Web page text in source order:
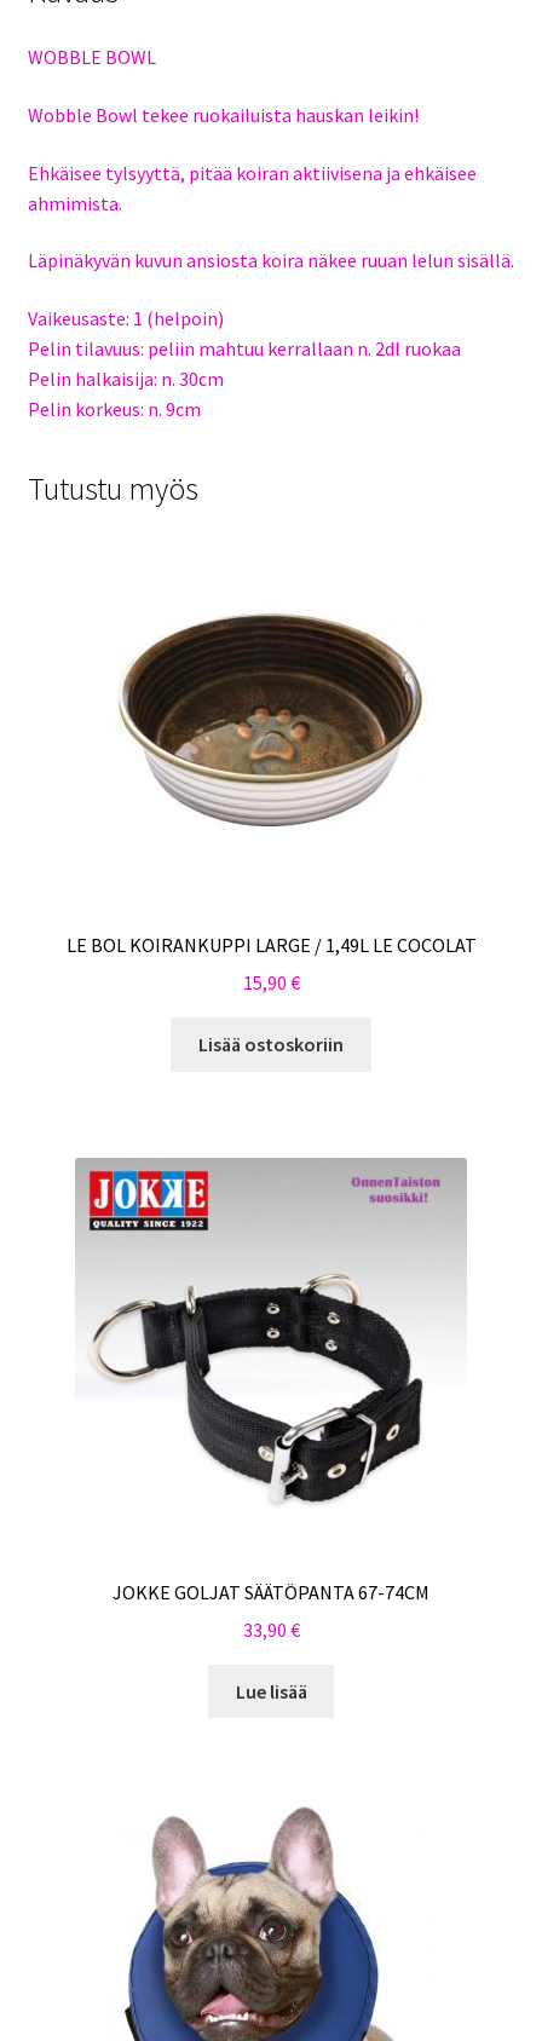
WOBBLE BOWL
Wobble Bowl tekee ruokailuista hauskan leikin!
Ehkäisee tylsyyttä, pitää koiran aktiivisena ja ehkäisee
ahmimista.
Läpinäkyvän kuvun ansiosta koira näkee ruuan lelun sisällä.
Vaikeusaste: 1 (helpoin)
Pelin tilavuus: peliin mahtuu kerrallaan n. 2dl ruokaa
Pelin halkaisija: n. 30cm
Pelin korkeus: n. 9cm
Tutustu myös
LE BOL KOIRANKUPPI LARGE / 1,49L LE COCOLAT
15,90 €
Lisää ostoskoriin
JOKKE GOLJAT SÄÄTÖPANTA 67-74CM
33,90 €
Lue lisää